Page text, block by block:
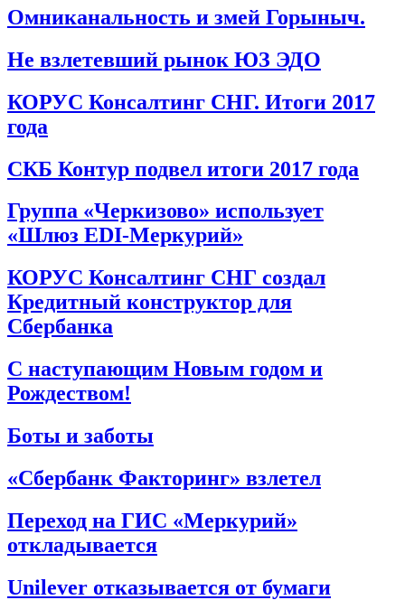
Омниканальность и змей Горыныч.
Не взлетевший рынок ЮЗ ЭДО
КОРУС Консалтинг СНГ. Итоги 2017
года
СКБ Контур подвел итоги 2017 года
Группа «Черкизово» использует
«Шлюз EDI-Меркурий»
КОРУС Консалтинг СНГ создал
Кредитный конструктор для
Сбербанка
С наступающим Новым годом и
Рождеством!
Боты и заботы
«Сбербанк Факторинг» взлетел
Переход на ГИС «Меркурий»
откладывается
Unilever отказывается от бумаги